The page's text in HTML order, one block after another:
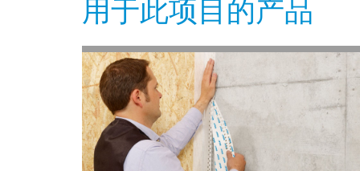
用于此项目的产品